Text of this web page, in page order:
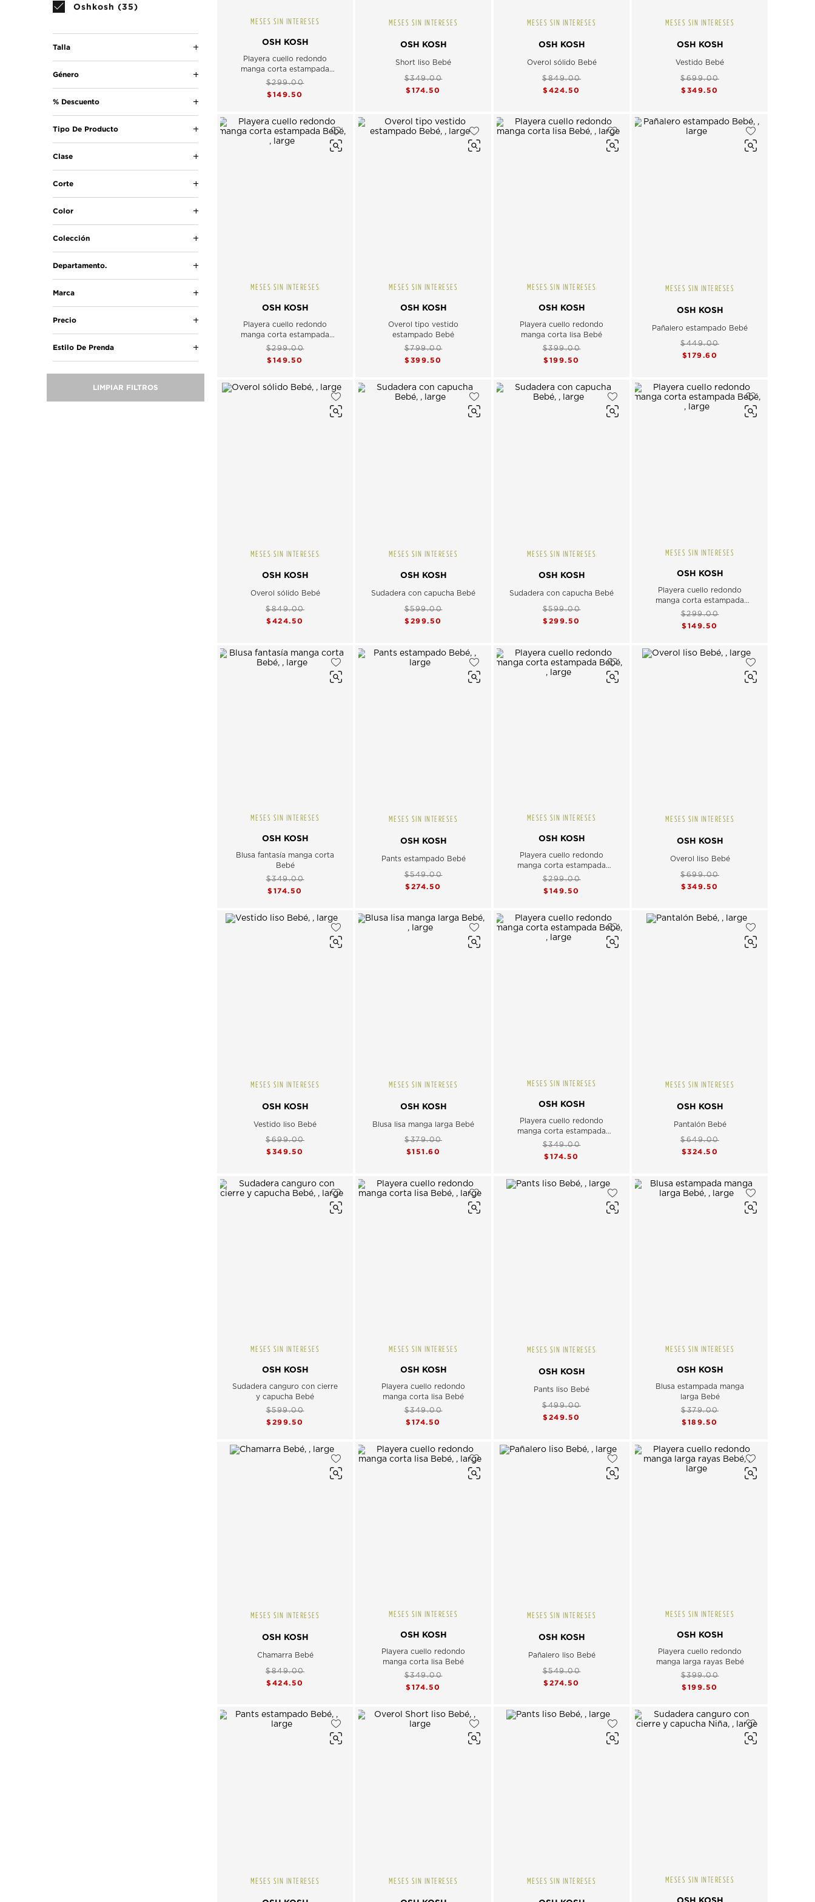
MESES SIN INTERESES
OSH KOSH
Playera cuello redondo
manga corta estampada
Bebé
$299.00
$149.50
MESES SIN INTERESES
OSH KOSH
Short liso Bebé
$349.00
$174.50
MESES SIN INTERESES
OSH KOSH
Overol sólido Bebé
$849.00
$424.50
MESES SIN INTERESES
OSH KOSH
Vestido Bebé
$699.00
$349.50
MESES SIN INTERESES
OSH KOSH
Playera cuello redondo
manga corta estampada
Bebé
$299.00
$149.50
MESES SIN INTERESES
OSH KOSH
Overol tipo vestido
estampado Bebé
$799.00
$399.50
MESES SIN INTERESES
OSH KOSH
Playera cuello redondo
manga corta lisa Bebé
$399.00
$199.50
MESES SIN INTERESES
OSH KOSH
Pañalero estampado Bebé
$449.00
$179.60
MESES SIN INTERESES
OSH KOSH
Overol sólido Bebé
$849.00
$424.50
MESES SIN INTERESES
OSH KOSH
Sudadera con capucha Bebé
$599.00
$299.50
MESES SIN INTERESES
OSH KOSH
Sudadera con capucha Bebé
$599.00
$299.50
MESES SIN INTERESES
OSH KOSH
Playera cuello redondo
manga corta estampada
Bebé
$299.00
$149.50
MESES SIN INTERESES
OSH KOSH
Blusa fantasía manga corta
Bebé
$349.00
$174.50
MESES SIN INTERESES
OSH KOSH
Pants estampado Bebé
$549.00
$274.50
MESES SIN INTERESES
OSH KOSH
Playera cuello redondo
manga corta estampada
Bebé
$299.00
$149.50
MESES SIN INTERESES
OSH KOSH
Overol liso Bebé
$699.00
$349.50
MESES SIN INTERESES
OSH KOSH
Vestido liso Bebé
$699.00
$349.50
MESES SIN INTERESES
OSH KOSH
Blusa lisa manga larga Bebé
$379.00
$151.60
MESES SIN INTERESES
OSH KOSH
Playera cuello redondo
manga corta estampada
Bebé
$349.00
$174.50
MESES SIN INTERESES
OSH KOSH
Pantalón Bebé
$649.00
$324.50
MESES SIN INTERESES
OSH KOSH
Sudadera canguro con cierre
y capucha Bebé
$599.00
$299.50
MESES SIN INTERESES
OSH KOSH
Playera cuello redondo
manga corta lisa Bebé
$349.00
$174.50
MESES SIN INTERESES
OSH KOSH
Pants liso Bebé
$499.00
$249.50
MESES SIN INTERESES
OSH KOSH
Blusa estampada manga
larga Bebé
$379.00
$189.50
MESES SIN INTERESES
OSH KOSH
Chamarra Bebé
$849.00
$424.50
MESES SIN INTERESES
OSH KOSH
Playera cuello redondo
manga corta lisa Bebé
$349.00
$174.50
MESES SIN INTERESES
OSH KOSH
Pañalero liso Bebé
$549.00
$274.50
MESES SIN INTERESES
OSH KOSH
Playera cuello redondo
manga larga rayas Bebé
$399.00
$199.50
MESES SIN INTERESES MESES SIN INTERESES MESES SIN INTERESES MESES SIN INTERESES
OSH KOSH
Oshkosh (35)
Talla
Género
% Descuento
Tipo De Producto
Clase
Corte
Color
Colección
Departamento.
Marca
Precio
Estilo De Prenda
LIMPIAR FILTROS